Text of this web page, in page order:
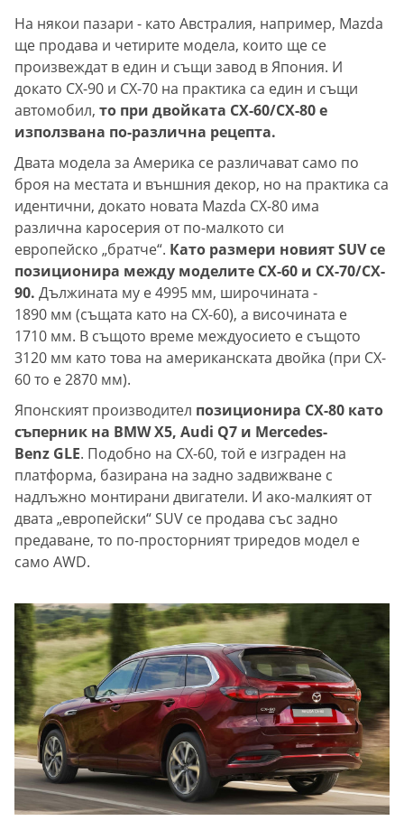
На някои пазари - като Австралия, например, Mazda
ще продава и четирите модела, които ще се
произвеждат в един и същи завод в Япония. И
докато CX-90 и CX-70 на практика са един и същи
автомобил, то при двойката CX-60/CX-80 е
използвана по-различна рецепта.
Двата модела за Америка се различават само по
броя на местата и външния декор, но на практика са
идентични, докато новата Mazda CX-80 има
различна каросерия от по-малкото си
европейско „братче“. Като размери новият SUV се
позиционира между моделите CX-60 и CX-70/CX-
90. Дължината му е 4995 мм, широчината -
1890 мм (същата като на CX-60), а височината е
1710 мм. В същото време междуосието е същото
3120 мм като това на американската двойка (при CX-
60 то е 2870 мм).
Японският производител позиционира CX-80 като
съперник на BMW X5, Audi Q7 и Mercedes-
Benz GLE. Подобно на CX-60, той е изграден на
платформа, базирана на задно задвижване с
надлъжно монтирани двигатели. И ако-малкият от
двата „европейски“ SUV се продава със задно
предаване, то по-просторният триредов модел е
само AWD.